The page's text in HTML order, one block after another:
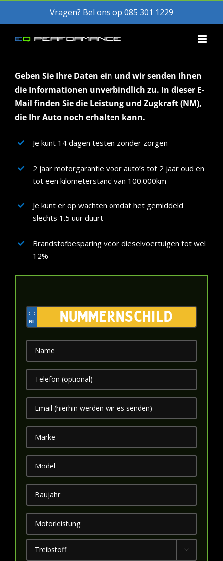
content
Vragen? Bel ons op 085 301 1229
Geben Sie Ihre Daten ein und wir senden Ihnen
die Informationen unverbindlich zu. In dieser E-
Mail finden Sie die Leistung und Zugkraft (NM),
die Ihr Auto noch erhalten kann.
Je kunt 14 dagen testen zonder zorgen
2 jaar motorgarantie voor auto’s tot 2 jaar oud en
tot een kilometerstand van 100.000km
Je kunt er op wachten omdat het gemiddeld
slechts 1.5 uur duurt
Brandstofbesparing voor dieselvoertuigen tot wel
12%
Kenteken *
Naam *
Telefoon
E-
mailadres *
Merk *
Model *
Bouwjaar *
Vermogen *
